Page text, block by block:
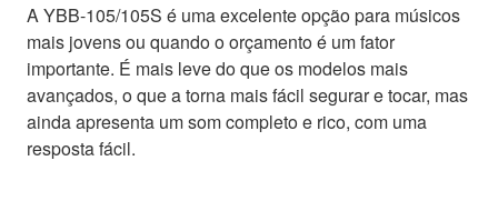
A YBB-105/105S é uma excelente opção para músicos
mais jovens ou quando o orçamento é um fator
importante. É mais leve do que os modelos mais
avançados, o que a torna mais fácil segurar e tocar, mas
ainda apresenta um som completo e rico, com uma
resposta fácil.